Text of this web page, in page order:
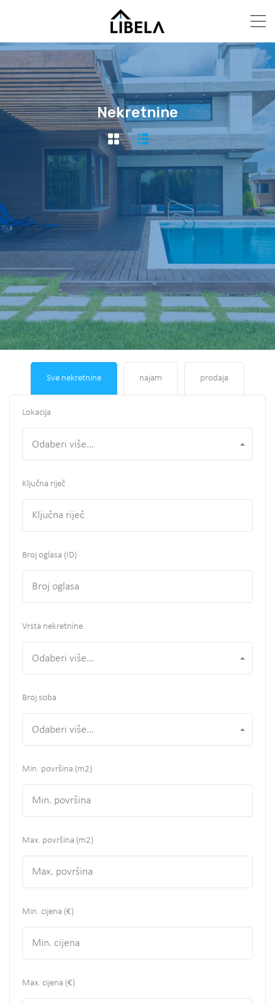
Nekretnine
Sve nekretnine najam prodaja
Lokacija
Odaberi više...
Ključna riječ
Broj oglasa (ID)
Vrsta nekretnine
Odaberi više...
Broj soba
Odaberi više...
Min. površina (m2)
Max. površina (m2)
Min. cijena (€)
Max. cijena (€)